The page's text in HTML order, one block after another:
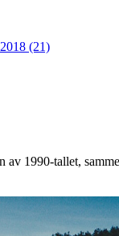
2018 (21)
av 1990-tallet,